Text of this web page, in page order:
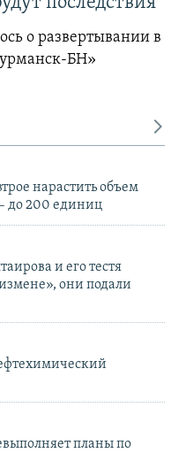
о развертывании в
БН»
нарастить объем
до 200 единиц
и его тестя
они подали
планы по